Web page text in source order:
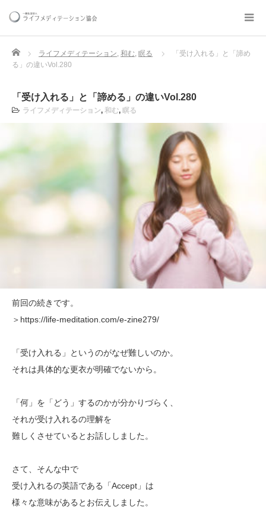
Home ライフメディテーション, 和む, 瞑る
「受け入れる」と「諦め
る」の違いVol.280
「受け入れる」と「諦める」の違いVol.280
ライフメディテーション, 和む, 瞑る
前回の続きです。
＞https://life-meditation.com/e-zine279/
「受け入れる」というのがなぜ難しいのか。
それは具体的な更衣が明確でないから。
「何」を「どう」するのかが分かりづらく、
それが受け入れるの理解を
難しくさせているとお話ししました。
さて、そんな中で
受け入れるの英語である「Accept」は
様々な意味があるとお伝えしました。